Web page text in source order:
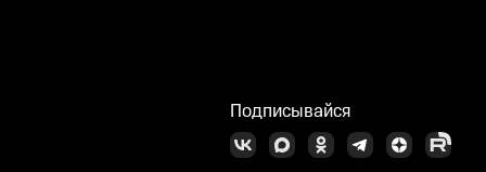
Подписывайся